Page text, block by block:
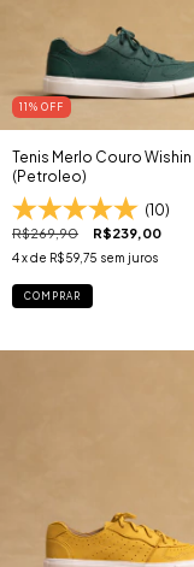
11 % OFF
Tenis Merlo Couro Wishin
(Petroleo)
(10)
R$269,90 R$239,00
4x de R$59,75 sem juros
COMPRAR